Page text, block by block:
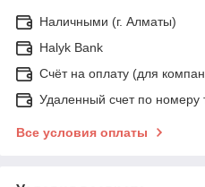
Наличными (г. Алматы)
Halyk Bank
Счёт на оплату (для
Удаленный счет по
Все условия оплаты